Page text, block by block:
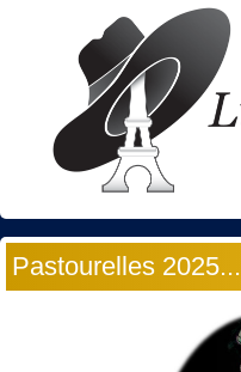
Pastourelles 2025...